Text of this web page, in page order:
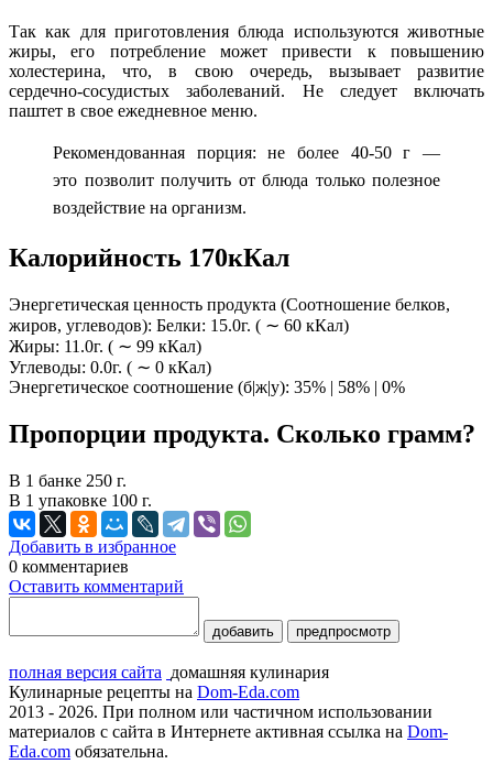
Так как для приготовления блюда используются животные
жиры, его потребление может привести к повышению
холестерина, что, в свою очередь, вызывает развитие
сердечно-сосудистых заболеваний. Не следует включать
паштет в свое ежедневное меню.
Рекомендованная порция: не более 40-50 г —
это позволит получить от блюда только полезное
воздействие на организм.
Калорийность 170кКал
Энергетическая ценность продукта (Соотношение белков,
жиров, углеводов): Белки: 15.0г. ( ∼ 60 кКал)
Жиры: 11.0г. ( ∼ 99 кКал)
Углеводы: 0.0г. ( ∼ 0 кКал)
Энергетическое соотношение (б|ж|у): 35% | 58% | 0%
Пропорции продукта. Сколько грамм?
В 1 банке 250 г.
В 1 упаковке 100 г.
Добавить в избранное
0 комментариев
Оставить комментарий
добавить предпросмотр
полная версия сайта домашняя кулинария
Кулинарные рецепты на Dom-Eda.com
2013 - 2026. При полном или частичном использовании
материалов с сайта в Интернете активная ссылка на Dom-
Eda.com обязательна.